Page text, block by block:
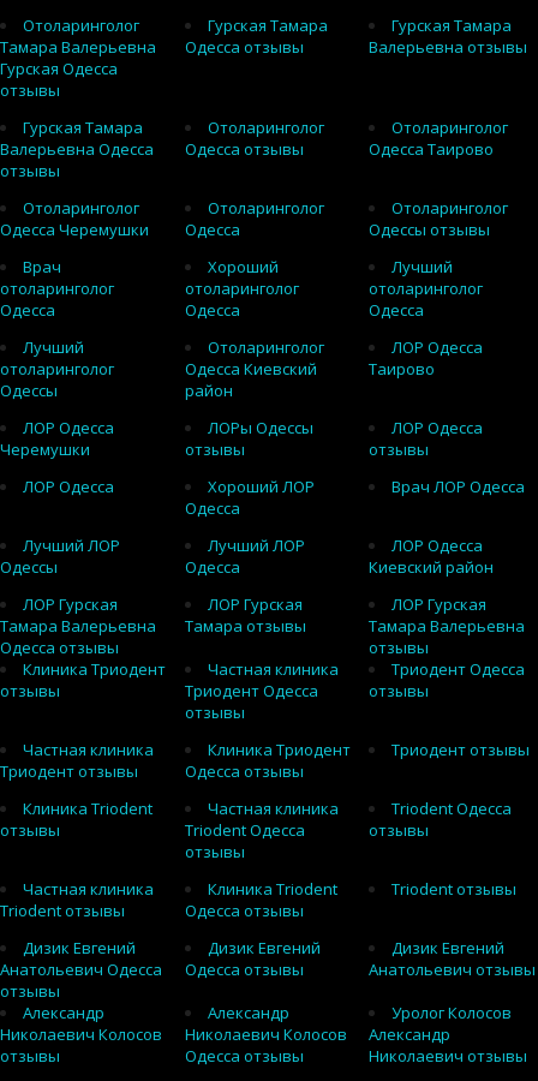
Отоларинголог
Тамара Валерьевна
Гурская Одесса
отзывы
Гурская Тамара
Одесса отзывы
Гурская Тамара
Валерьевна отзывы
Гурская Тамара
Валерьевна Одесса
отзывы
Отоларинголог
Одесса отзывы
Отоларинголог
Одесса Таирово
Отоларинголог
Одесса Черемушки
Отоларинголог
Одесса
Отоларинголог
Одессы отзывы
Врач
отоларинголог
Одесса
Хороший
отоларинголог
Одесса
Лучший
отоларинголог
Одесса
Лучший
отоларинголог
Одессы
Отоларинголог
Одесса Киевский
район
ЛОР Одесса
Таирово
ЛОР Одесса
Черемушки
ЛОРы Одессы
отзывы
ЛОР Одесса
отзывы
ЛОР Одесса
Хороший ЛОР
Одесса
Врач ЛОР Одесса
Лучший ЛОР
Одессы
Лучший ЛОР
Одесса
ЛОР Одесса
Киевский район
ЛОР Гурская
Тамара Валерьевна
Одесса отзывы
ЛОР Гурская
Тамара отзывы
ЛОР Гурская
Тамара Валерьевна
отзывы
Клиника Триодент
отзывы
Частная клиника
Триодент Одесса
отзывы
Триодент Одесса
отзывы
Частная клиника
Триодент отзывы
Клиника Триодент
Одесса отзывы
Триодент отзывы
Клиника Triodent
отзывы
Частная клиника
Triodent Одесса
отзывы
Triodent Одесса
отзывы
Частная клиника
Triodent отзывы
Клиника Triodent
Одесса отзывы
Triodent отзывы
Дизик Евгений
Анатольевич Одесса
отзывы
Дизик Евгений
Одесса отзывы
Дизик Евгений
Анатольевич отзывы
Александр
Николаевич Колосов
отзывы
Александр
Николаевич Колосов
Одесса отзывы
Уролог Колосов
Александр
Николаевич отзывы